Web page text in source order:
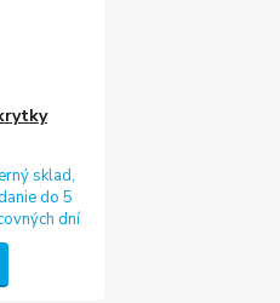
sklad,
do 5
dní